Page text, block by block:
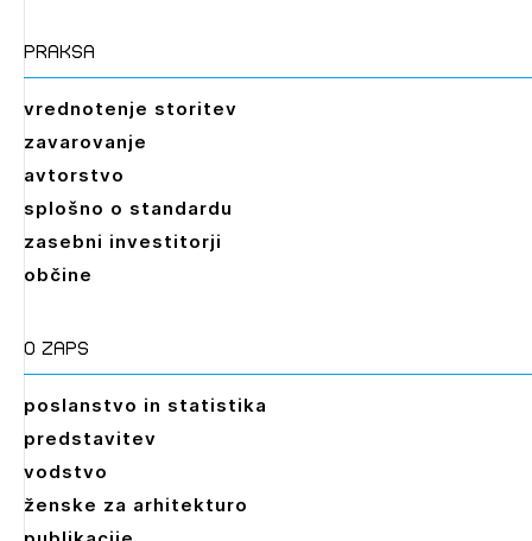
praksa
vrednotenje storitev
zavarovanje
avtorstvo
splošno o standardu
zasebni investitorji
občine
O zaps
poslanstvo in statistika
predstavitev
vodstvo
ženske za arhitekturo